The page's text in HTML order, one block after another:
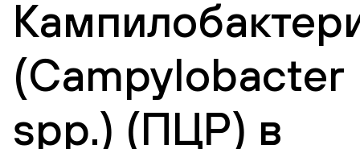
(Campylobacter
spp.) (ПЦР) в